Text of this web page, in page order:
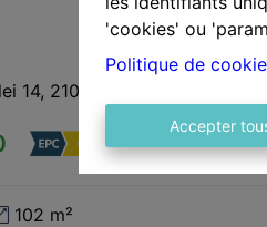
'cookies' ou
Politique de
Accepter
14, 2100 Deurne
102 m²